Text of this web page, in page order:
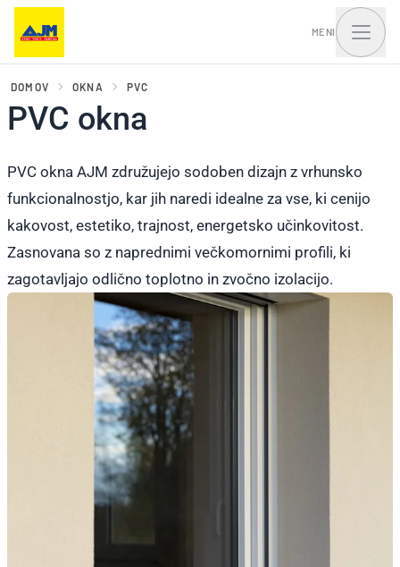
MENI
in drsni sistemi
DOMOV OKNA PVC
PVC okna
PVC okna AJM združujejo sodoben dizajn z vrhunsko
funkcionalnostjo, kar jih naredi idealne za vse, ki cenijo
kakovost, estetiko, trajnost, energetsko učinkovitost.
Zasnovana so z naprednimi večkomornimi profili, ki
zagotavljajo odlično toplotno in zvočno izolacijo.